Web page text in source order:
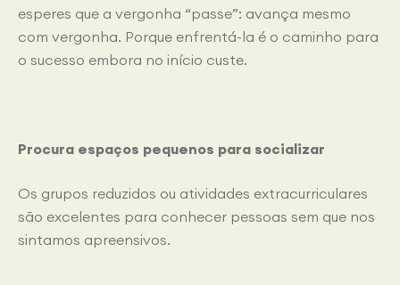
esperes que a vergonha “passe”: avança mesmo
com vergonha. Porque enfrentá-la é o caminho para
o sucesso embora no início custe.
Procura espaços pequenos para socializar
Os grupos reduzidos ou atividades extracurriculares
são excelentes para conhecer pessoas sem que nos
sintamos apreensivos.